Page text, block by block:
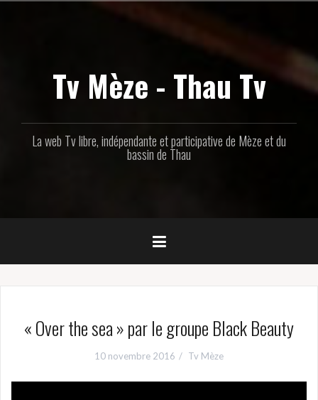
Tv Mèze - Thau Tv
La web Tv libre, indépendante et participative de Mèze et du
bassin de Thau
« Over the sea » par le groupe Black Beauty
10 novembre 2016 Tv Mèze